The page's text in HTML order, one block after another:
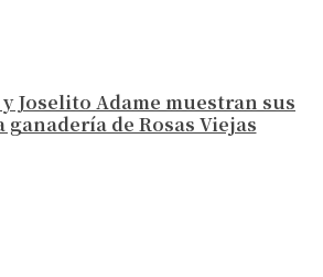
Joselito Adame muestran sus
ganadería de Rosas Viejas